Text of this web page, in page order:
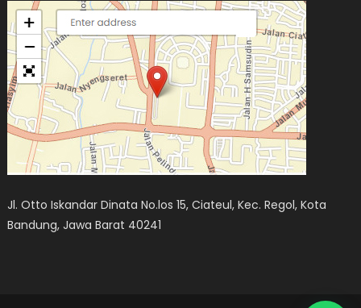
Jl. Otto Iskandar Dinata No.los 15, Ciateul, Kec. Regol, Kota
Bandung, Jawa Barat 40241